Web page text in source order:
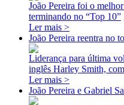
João Pereira foi o
terminando no “Top 10”
Ler mais >
João Pereira reentra no
Liderança para última
inglês Harley Smith,
Ler mais >
João Pereira e Gabriel